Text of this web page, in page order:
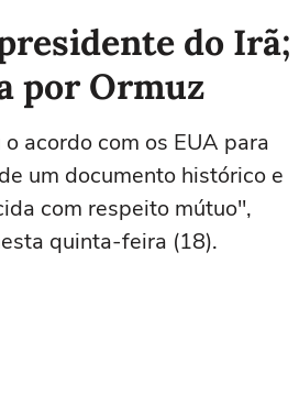
do Irã;
por Ormuz
acordo com os EUA para
um documento histórico e
com respeito mútuo",
quinta-feira (18).